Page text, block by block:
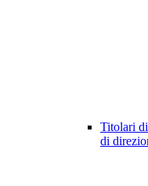
Titolari
di